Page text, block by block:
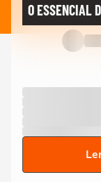
O ESSENCIAL